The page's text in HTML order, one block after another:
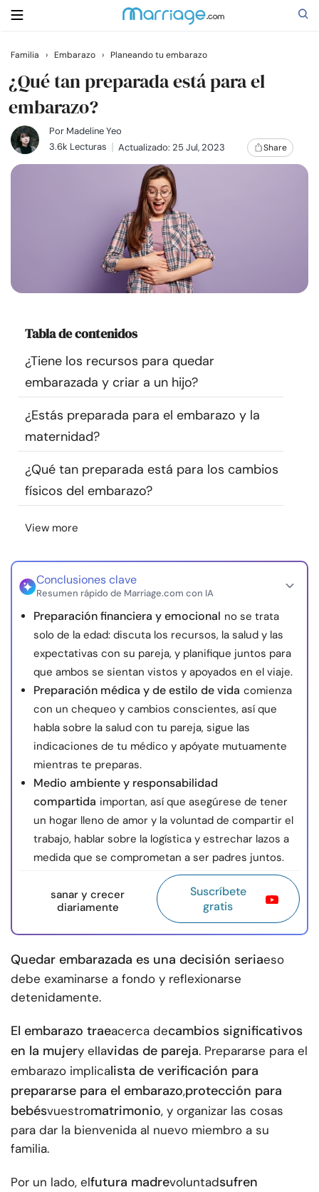
Buscar
Casarse
Relaciones
Cursos
Recursos
Comunidad
Encuentra un terapeuta
Idioma ES
nosotros
Familia › Embarazo › Planeando tu embarazo
¿Qué tan preparada está para el
embarazo?
Por Madeline Yeo
3.6k Lecturas
Actualizado: 25 Jul, 2023 Share
Tabla de contenidos
¿Tiene los recursos para quedar
embarazada y criar a un hijo?
¿Estás preparada para el embarazo y la
maternidad?
¿Qué tan preparada está para los cambios
físicos del embarazo?
View more
Conclusiones clave
Resumen rápido de Marriage.com con IA
Preparación financiera y emocional no se trata
solo de la edad: discuta los recursos, la salud y las
expectativas con su pareja, y planifique juntos para
que ambos se sientan vistos y apoyados en el viaje.
Preparación médica y de estilo de vida comienza
con un chequeo y cambios conscientes, así que
habla sobre la salud con tu pareja, sigue las
indicaciones de tu médico y apóyate mutuamente
mientras te preparas.
Medio ambiente y responsabilidad
compartida importan, así que asegúrese de tener
un hogar lleno de amor y la voluntad de compartir el
trabajo, hablar sobre la logística y estrechar lazos a
medida que se comprometan a ser padres juntos.
sanar y crecer
diariamente
Suscríbete
gratis
Quedar embarazada es una decisión seriaeso
debe examinarse a fondo y reflexionarse
detenidamente.
El embarazo traeacerca decambios significativos
en la mujery ellavidas de pareja. Prepararse para el
embarazo implicalista de verificación para
prepararse para el embarazo,protección para
bebésvuestromatrimonio, y organizar las cosas
para dar la bienvenida al nuevo miembro a su
familia.
Por un lado, elfutura madrevoluntadsufren